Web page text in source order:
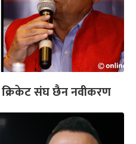
क्रिकेट संघ छैन नवीकरण